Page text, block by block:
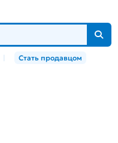
Стать продавцом